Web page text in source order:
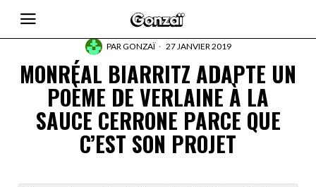
PARGONZAÏ 27 JANVIER 2019
MONRÉAL BIARRITZ ADAPTE UN
POÈME DE VERLAINE À LA
SAUCE CERRONE PARCE QUE
C’EST SON PROJET